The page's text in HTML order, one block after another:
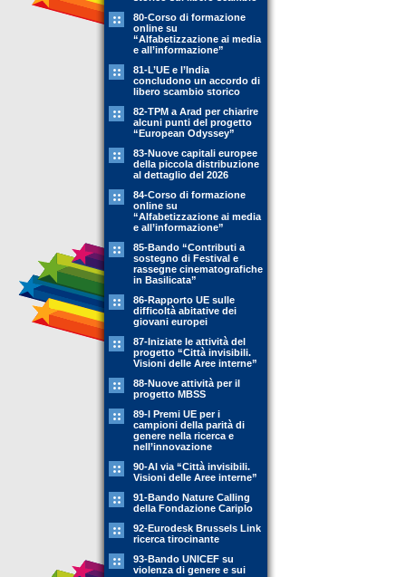
80-Corso di formazione
online su
“Alfabetizzazione ai media
e all’informazione”
81-L’UE e l’India
concludono un accordo di
libero scambio storico
82-TPM a Arad per chiarire
alcuni punti del progetto
“European Odyssey”
83-Nuove capitali europee
della piccola distribuzione
al dettaglio del 2026
84-Corso di formazione
online su
“Alfabetizzazione ai media
e all’informazione”
85-Bando “Contributi a
sostegno di Festival e
rassegne cinematografiche
in Basilicata”
86-Rapporto UE sulle
difficoltà abitative dei
giovani europei
87-Iniziate le attività del
progetto “Città invisibili.
Visioni delle Aree interne”
88-Nuove attività per il
progetto MBSS
89-l Premi UE per i
campioni della parità di
genere nella ricerca e
nell’innovazione
90-Al via “Città invisibili.
Visioni delle Aree interne”
91-Bando Nature Calling
della Fondazione Cariplo
92-Eurodesk Brussels Link
ricerca tirocinante
93-Bando UNICEF su
violenza di genere e sui